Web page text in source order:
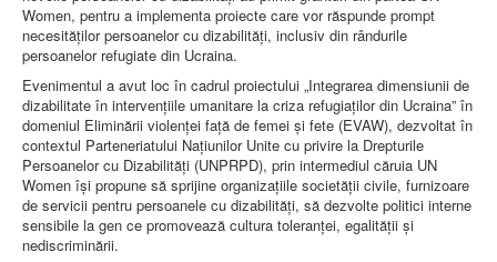
Sport
Contacte
Women, pentru a implementa proiecte care vor răspunde prompt
necesităților persoanelor cu dizabilități, inclusiv din rândurile
persoanelor refugiate din Ucraina.
Evenimentul a avut loc în cadrul proiectului „Integrarea dimensiunii de
dizabilitate în intervențiile umanitare la criza refugiaților din Ucraina” în
domeniul Eliminării violenței față de femei și fete (EVAW), dezvoltat în
contextul Parteneriatului Națiunilor Unite cu privire la Drepturile
Persoanelor cu Dizabilități (UNPRPD), prin intermediul căruia UN
Women își propune să sprijine organizațiile societății civile, furnizoare
de servicii pentru persoanele cu dizabilități, să dezvolte politici interne
sensibile la gen ce promovează cultura toleranței, egalității și
nediscriminării.